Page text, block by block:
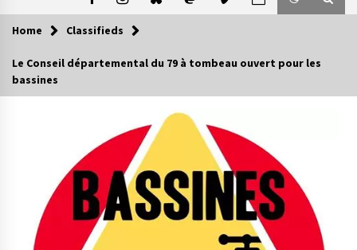
Home Classifieds
Le Conseil départemental du 79 à tombeau ouvert pour les
bassines